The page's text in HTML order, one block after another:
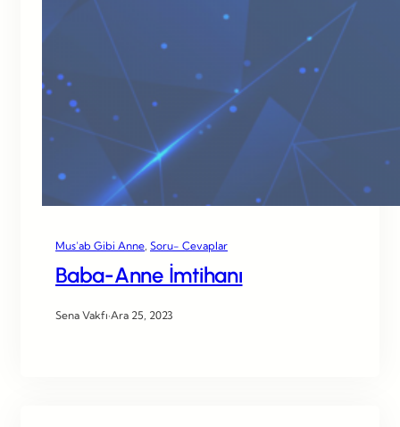
Mus’ab Gibi Anne Soru- Cevaplar
Baba-Anne İmtihanı
Sena Vakfı·Ara 25, 2023